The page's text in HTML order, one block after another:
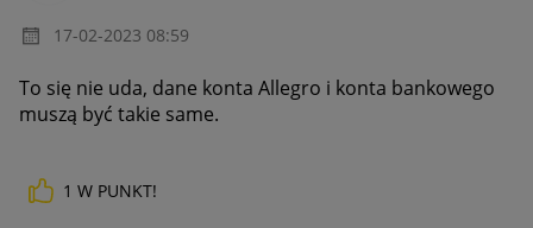
‎17-02-2023 08:59
To się nie uda, dane konta Allegro i konta bankowego
muszą być takie same.
1 W PUNKT!